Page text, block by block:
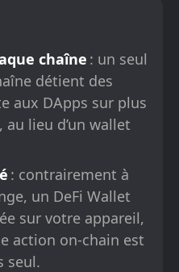
chaîne : un seul
détient des
aux DApps sur plus
lieu d’un wallet
: contrairement à
un DeFi Wallet
sur votre appareil,
action on-chain est
seul.